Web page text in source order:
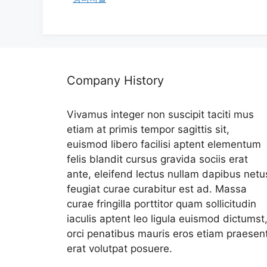
Company History
Vivamus integer non suscipit taciti mus
etiam at primis tempor sagittis sit,
euismod libero facilisi aptent elementum
felis blandit cursus gravida sociis erat
ante, eleifend lectus nullam dapibus
feugiat curae curabitur est ad. Massa
curae fringilla porttitor quam sollicitudin
iaculis aptent leo ligula euismod dictumst,
orci penatibus mauris eros etiam
erat volutpat posuere.